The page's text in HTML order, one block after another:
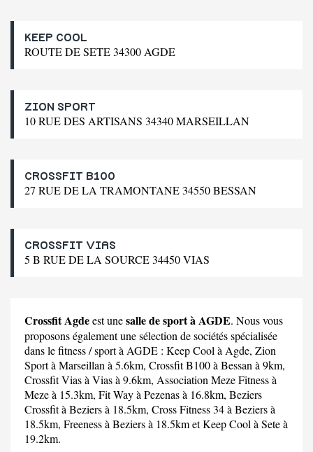
KEEP COOL
ROUTE DE SETE 34300 AGDE
ZION SPORT
10 RUE DES ARTISANS 34340 MARSEILLAN
CROSSFIT B100
27 RUE DE LA TRAMONTANE 34550 BESSAN
CROSSFIT VIAS
5 B RUE DE LA SOURCE 34450 VIAS
Crossfit Agdeest unesalle de sport à AGDE. Nous vous
proposons également une sélection de sociétés spécialisée
dans le fitness / sport à AGDE : Keep Cool à Agde, Zion
Sportà Marseillan à 5.6km, Crossfit B100à Bessan à 9km,
Crossfit Viasà Vias à 9.6km, Association Meze Fitnessà
Meze à 15.3km, Fit Wayà Pezenas à 16.8km, Beziers
Crossfità Beziers à 18.5km, Cross Fitness 34à Beziers à
18.5km, Freenessà Beziers à 18.5km etKeep Cool à Sete à
19.2km.